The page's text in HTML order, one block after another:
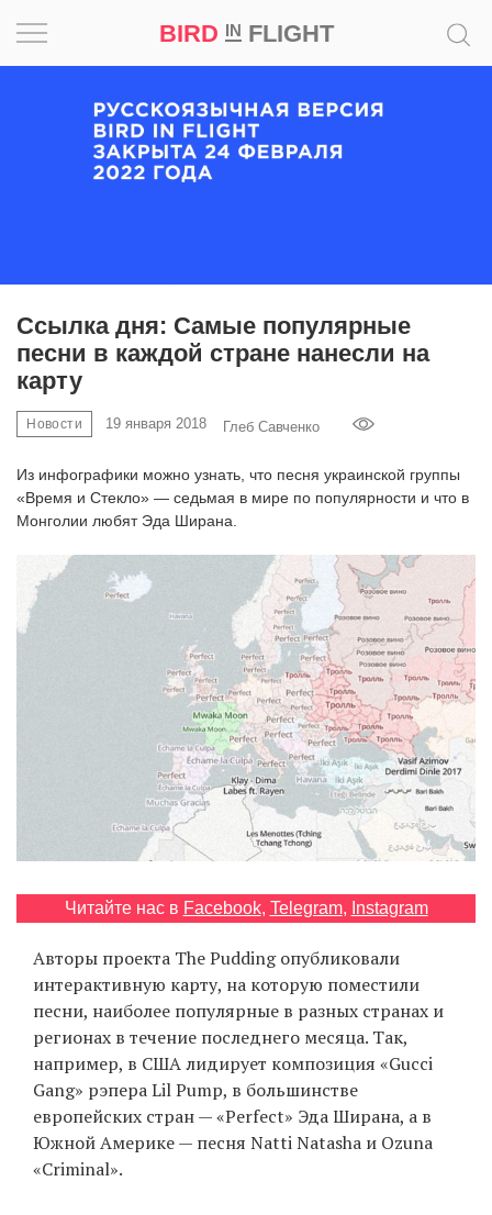
BIRD INFLIGHT
EN
UA
Ссылка дня: Самые популярные
песни в каждой стране нанесли на
карту
Новости 19 января 2018 Глеб Савченко
Из инфографики можно узнать, что песня украинской группы
«Время и Стекло» — седьмая в мире по популярности и что в
Монголии любят Эда Ширана.
Читайте нас в Facebook, Telegram, Instagram
Авторы проекта The Pudding опубликовали
интерактивную карту, на которую поместили
песни, наиболее популярные в разных странах и
регионах в течение последнего месяца. Так,
например, в США лидирует композиция «Gucci
Gang» рэпера Lil Pump, в большинстве
европейских стран — «Perfect» Эда Ширана, а в
Южной Америке — песня Natti Natasha и Ozuna
«Criminal».